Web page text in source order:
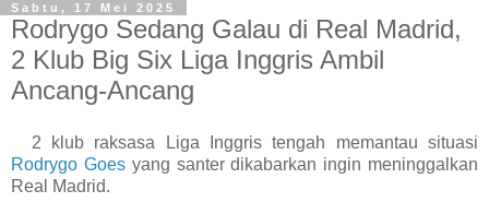
Sabtu, 17 Mei 2025
Rodrygo Sedang Galau di Real Madrid,
2 Klub Big Six Liga Inggris Ambil
Ancang-Ancang
2 klub raksasa Liga Inggris tengah memantau situasi
Rodrygo Goesyang santer dikabarkan ingin meninggalkan
Real Madrid.